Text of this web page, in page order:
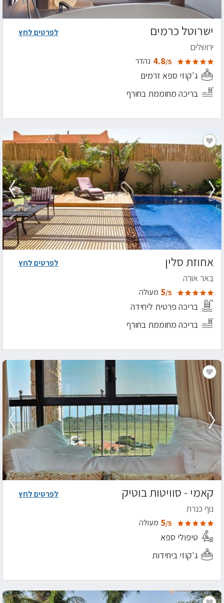
ישרוטל כרמים
ירושלים
4.8/5 נהדר
ג'קוזי ספא זרמים
בריכה מחוממת בחורף
לפרטים לחץ
אחוזת סלין
באר אורה
5/5 מעולה
בריכה פרטית ליחידה
בריכה מחוממת בחורף
לפרטים לחץ
קאמי - סוויטות בוטיק
נוף כנרת
5/5 מעולה
טיפולי ספא
ג'קוזי ביחידות
לפרטים לחץ